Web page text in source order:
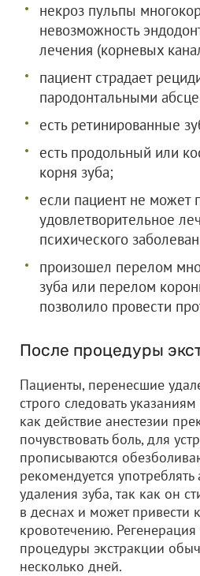
некроз пульпы
невозможность
лечения (корневых
пациент страдает
пародонтальными
есть ретинированные
есть продольный или
корня зуба;
если пациент не может
удовлетворительное
психического
произошел перелом
зуба или перелом
позволило провести
После процедуры
Пациенты, перенесшие
строго следовать
как действие анестезии
почувствовать боль, для
прописываются
рекомендуется употреблять
удаления зуба, так как он
в деснах и может привести
кровотечению.
процедуры экстракции
несколько дней.